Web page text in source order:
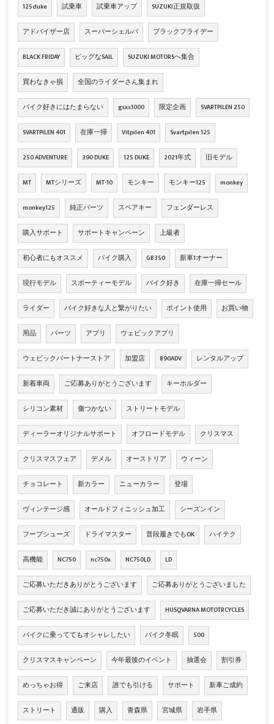
125duke 試乗車 試乗車アップ SUZUKI正規取扱
アドバイザー店 スーパーシェルパ ブラックフライデー
BLACK FRIDAY ビッグなSAIL SUZUKI MOTORSへ集合
買わなきゃ損 全国のライダーさん集まれ
バイク好きにはたまらない gsxs1000 限定企画 SVARTPILEN 250
SVARTPILEN 401 在庫一掃 Vitpilen 401 Svartpilen 125
250 ADVENTURE 390 DUKE 125 DUKE 2021年式 旧モデル
MT MTシリーズ MT-10 モンキー モンキー125 monkey
monkey125 純正パーツ スペアキー フェンダーレス
購入サポート サポートキャンペーン 上級者
初心者にもオススメ バイク購入 GB350 新車1オーナー
現行モデル スポーティーモデル バイク好き 在庫一掃セール
ライダー バイク好きな人と繋がりたい ポイント使用 お買い物
用品 パーツ アプリ ウェビックアプリ
ウェビックパートナーストア 加盟店 890ADV レンタルアップ
新着車両 ご応募ありがとうございます キーホルダー
シリコン素材 傷つかない ストリートモデル
ディーラーオリジナルサポート オフロードモデル クリスマス
クリスマスフェア デメル オーストリア ウィーン
チョコレート 新カラー ニューカラー 登場
ヴィンテージ感 オールドフィニッシュ加工 シーズンイン
フープシューズ ドライマスター 普段履きでもOK ハイテク
高機能 NC750 nc750x NC750LD LD
ご応募いただきありがとうございます ご応募ありがとうございました
ご応募いただき誠にありがとうございます HUSQVARNA MOTOTRCYCLES
バイクに乗っててもオシャレしたい バイク冬眠 500
クリスマスキャンペーン 今年最後のイベント 抽選会 割引券
めっちゃお得 ご来店 誰でも引ける サポート 新車ご成約
ストリート 通販 購入 青森県 宮城県 岩手県